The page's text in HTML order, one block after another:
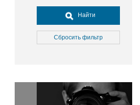
Досуг, туризм и отдых
Культура
Медицина
Окружающая среда
Политика
Найти
Сбросить фильтр